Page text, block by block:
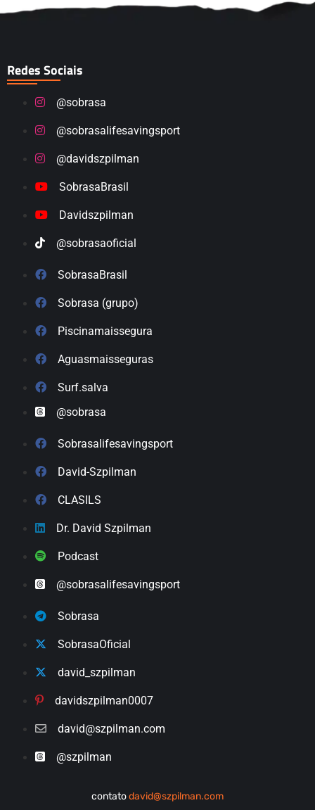
Redes Sociais
@sobrasa
@sobrasalifesavingsport
@davidszpilman
SobrasaBrasil
Davidszpilman
@sobrasaoficial
SobrasaBrasil
Sobrasa (grupo)
Piscinamaissegura
Aguasmaisseguras
Surf.salva
@sobrasa
Sobrasalifesavingsport
David-Szpilman
CLASILS
Dr. David Szpilman
Podcast
@sobrasalifesavingsport
Sobrasa
SobrasaOficial
david_szpilman
davidszpilman0007
david@szpilman.com
@szpilman
contatodavid@szpilman.com